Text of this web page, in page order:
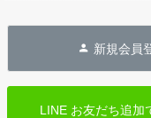
新規会員
LINE お友だち追加